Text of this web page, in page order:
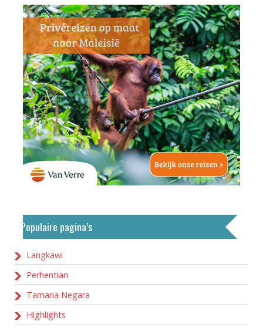
Populaire pagina’s
Langkawi
Perhentian
Tamana Negara
Highlights